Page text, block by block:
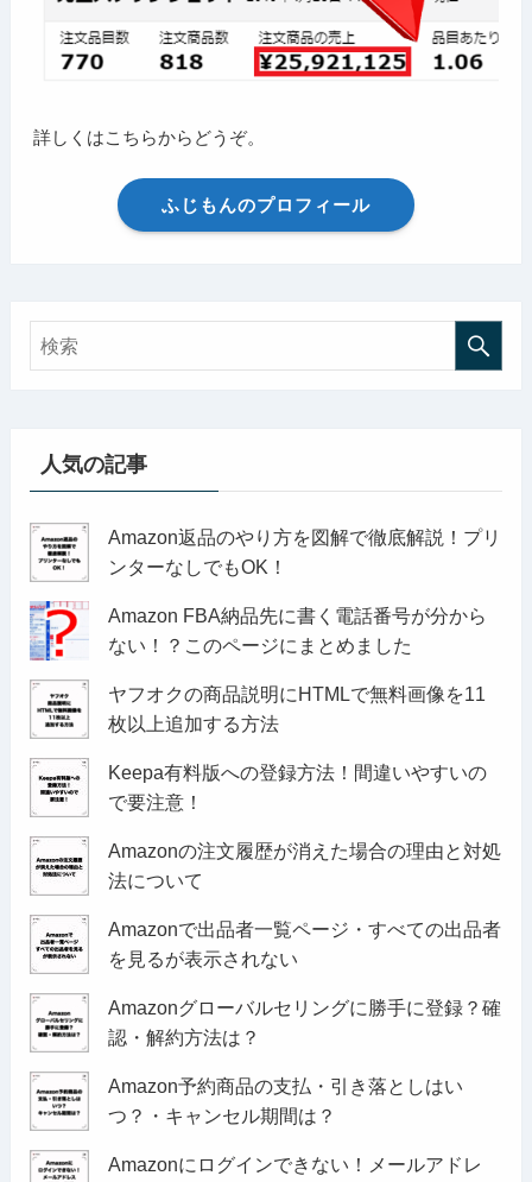
詳しくはこちらからどうぞ。
ふじもんのプロフィール
人気の記事
Amazon返品のやり方を図解で徹底解説！プリ
ンターなしでもOK！
Amazon FBA納品先に書く電話番号が分から
ない！？このページにまとめました
ヤフオクの商品説明にHTMLで無料画像を11
枚以上追加する方法
Keepa有料版への登録方法！間違いやすいの
で要注意！
Amazonの注文履歴が消えた場合の理由と対処
法について
Amazonで出品者一覧ページ・すべての出品者
を見るが表示されない
Amazonグローバルセリングに勝手に登録？確
認・解約方法は？
Amazon予約商品の支払・引き落としはい
つ？・キャンセル期間は？
Amazonにログインできない！メールアドレ